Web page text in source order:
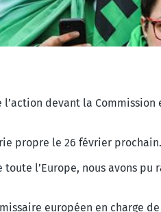
devant la
propre le 26 février prochain.
l’Europe, nous avons
européen en charge